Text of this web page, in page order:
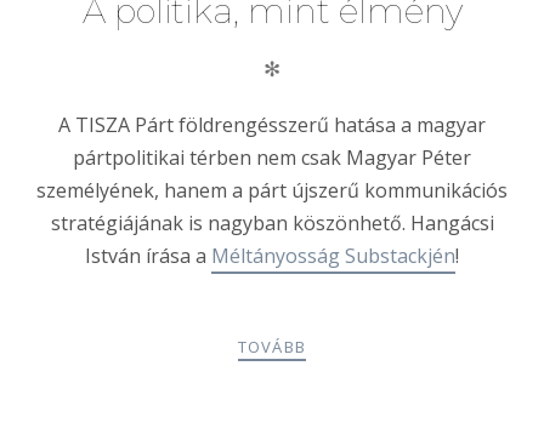
A politika, mint élmény
✻
A TISZA Párt földrengésszerű hatása a magyar
pártpolitikai térben nem csak Magyar Péter
személyének, hanem a párt újszerű kommunikációs
stratégiájának is nagyban köszönhető. Hangácsi
István írása a Méltányosság Substackjén!
TOVÁBB